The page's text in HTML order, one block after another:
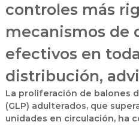
controles más
mecanismos de
efectivos en
distribución,
La proliferación de balones
(GLP) adulterados, que
unidades en circulación, ha